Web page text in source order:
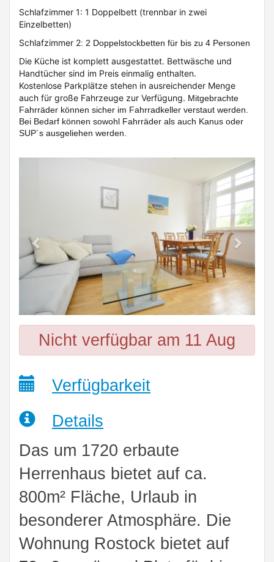
Schlafzimmer 1: 1 Doppelbett (trennbar in zwei
Einzelbetten)
Schlafzimmer 2: 2 Doppelstockbetten für bis zu 4 Personen
Die Küche ist komplett ausgestattet. Bettwäsche und
Handtücher sind im Preis einmalig enthalten.
Kostenlose Parkplätze stehen in ausreichender Menge
auch für große Fahrzeuge zur Verfügung. Mitgebrachte
Fahrräder können sicher im Fahrradkeller verstaut werden.
Bei Bedarf können sowohl Fahrräder als auch Kanus oder
SUP´s ausgeliehen werden.
Next
Nicht verfügbar am 11 Aug
Verfügbarkeit
Details
Das um 1720 erbaute
Herrenhaus bietet auf ca.
800m² Fläche, Urlaub in
besonderer Atmosphäre. Die
Wohnung Rostock bietet auf